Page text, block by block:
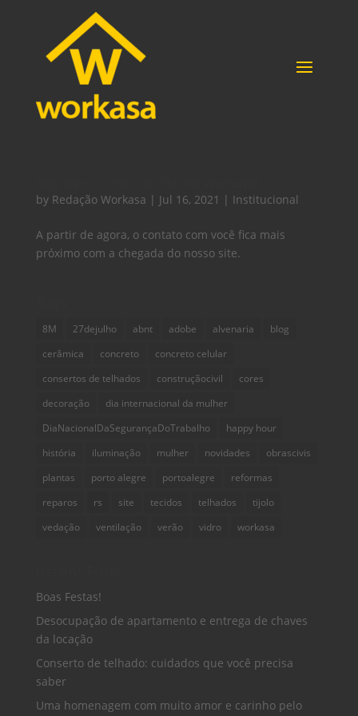
by Redação Workasa | Jul 16, 2021 | Institucional
A partir de agora, o contato com você fica mais
próximo com a chegada do nosso site.
8M 27dejulho abnt adobe alvenaria
blog
cerâmica
concreto
concreto celular
consertos de telhados
construçãocivil
cores
decoração
dia internacional da mulher
DiaNacionalDaSegurançaDoTrabalho
happy hour
história
iluminação mulher novidades
obrascivis
plantas
porto alegre portoalegre
reformas
reparos
rs site tecidos telhados
tijolo
vedação
ventilação verão vidro workasa
Boas Festas!
Desocupação de apartamento e entrega de chaves
da locação
Conserto de telhado: cuidados que você precisa
saber
Uma homenagem com muito amor e carinho pelo